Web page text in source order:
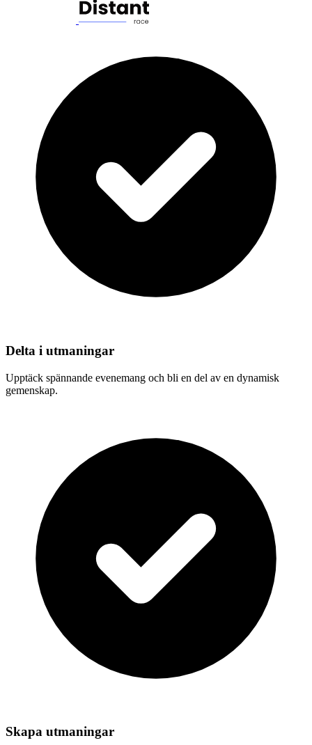
Delta i utmaningar
Upptäck spännande evenemang och bli en del av en dynamisk
gemenskap.
Skapa utmaningar